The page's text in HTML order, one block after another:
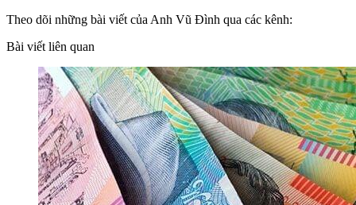
Theo dõi những bài viết của Anh Vũ Đình qua các kênh:
Bài viết liên quan